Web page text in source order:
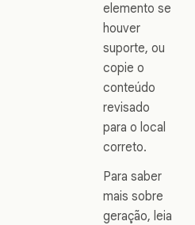
elemento se
houver
suporte, ou
copie o
conteúdo
revisado
para o local
correto.
Para saber
mais sobre
geração, leia